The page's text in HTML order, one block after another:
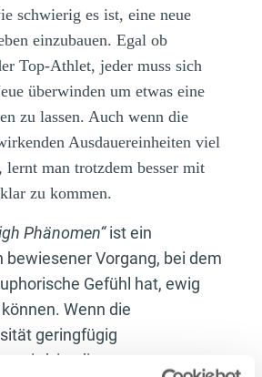
schwierig es ist, eine neue
einzubauen. Egal ob
Top-Athlet, jeder muss sich
überwinden um etwas eine
zu lassen. Auch wenn die
Ausdauereinheiten viel
lernt man trotzdem besser mit
zu kommen.
Phänomen“ist ein
Vorgang, bei dem
Gefühl hat, ewig
Wenn die
geringfügig
wird, ist die